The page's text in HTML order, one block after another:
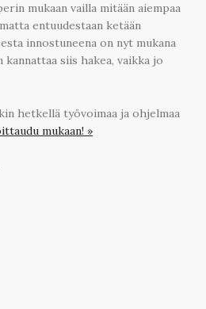
mukaan vailla mitään aiempaa
entuudestaan ketään
innostuneena on nyt mukana
siis hakea, vaikka jo
hetkellä työvoimaa ja ohjelmaa
mukaan! »